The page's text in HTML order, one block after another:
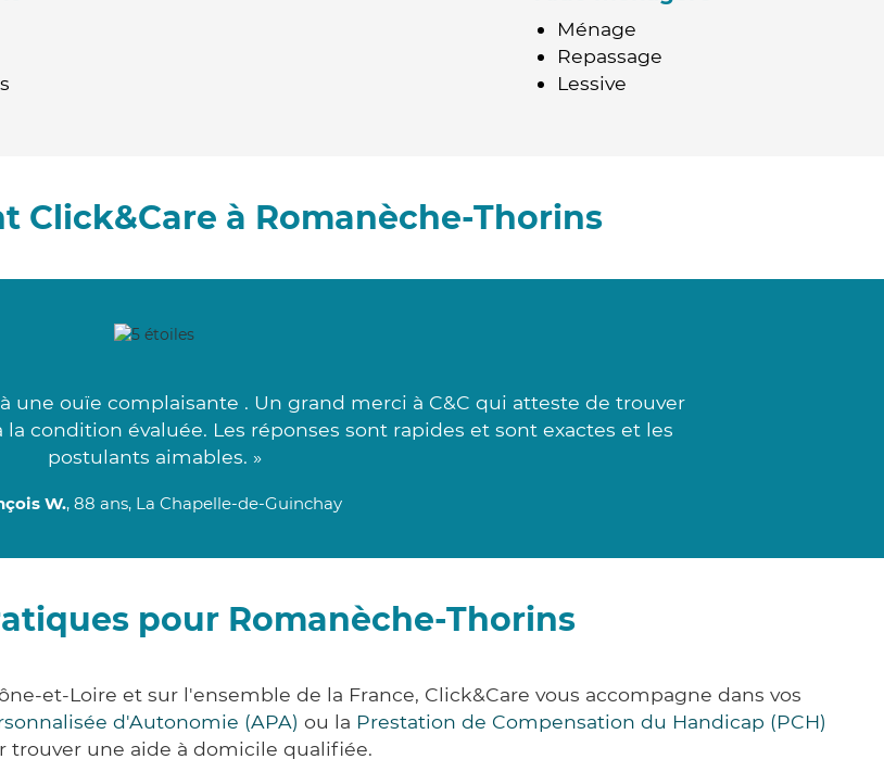
Ménage
Repassage
Lessive
Click&Care à Romanèche-Thorins
une ouïe complaisante . Un grand merci à C&C qui atteste de trouver
condition évaluée. Les réponses sont rapides et sont exactes et les
postulants aimables. »
W., 88 ans, La Chapelle-de-Guinchay
pour Romanèche-Thorins
et-Loire et sur l'ensemble de la France, Click&Care vous accompagne dans vos
d'Autonomie (APA) ou la Prestation de Compensation du Handicap (PCH)
trouver une aide à domicile qualifiée.